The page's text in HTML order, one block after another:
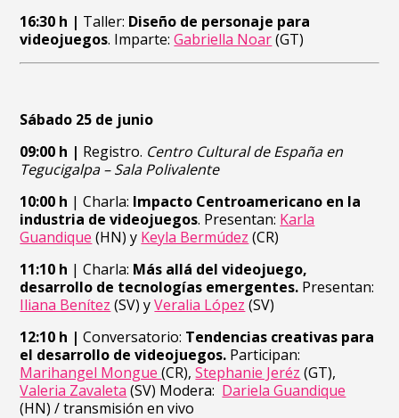
16:30 h | Taller: Diseño de personaje para
videojuegos. Imparte:Gabriella Noar(GT)
Sábado 25 de junio
09:00 h | Registro. Centro Cultural de España en
Tegucigalpa – Sala Polivalente
10:00 h | Charla: Impacto Centroamericano en la
industria de videojuegos. Presentan: Karla
Guandique (HN) y Keyla Bermúdez (CR)
11:10 h | Charla: Más allá del videojuego,
desarrollo de tecnologías emergentes. Presentan:
Iliana Benítez (SV) yVeralia López (SV)
12:10 h | Conversatorio: Tendencias creativas para
el desarrollo de videojuegos. Participan:
Marihangel Mongue(CR),Stephanie Jeréz (GT),
Valeria Zavaleta (SV) Modera: Dariela Guandique
(HN) / transmisión en vivo